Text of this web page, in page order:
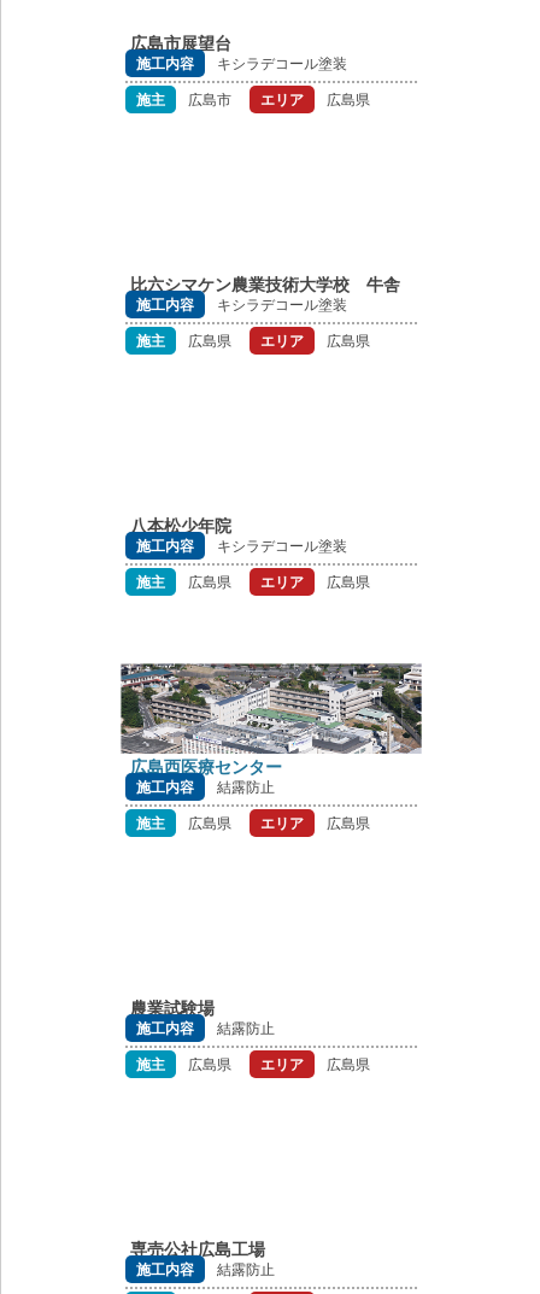
広島市展望台
施工内容
キシラデコール塗装
施主
広島市 エリア 広島県
比六シマケン農業技術大学校 牛舎
施工内容
キシラデコール塗装
施主
広島県 エリア 広島県
八本松少年院
施工内容
キシラデコール塗装
施主
広島県 エリア 広島県
広島西医療センター
施工内容
結露防止
施主
広島県 エリア 広島県
農業試験場
施工内容
結露防止
施主
広島県 エリア 広島県
専売公社広島工場
施工内容 結露防止